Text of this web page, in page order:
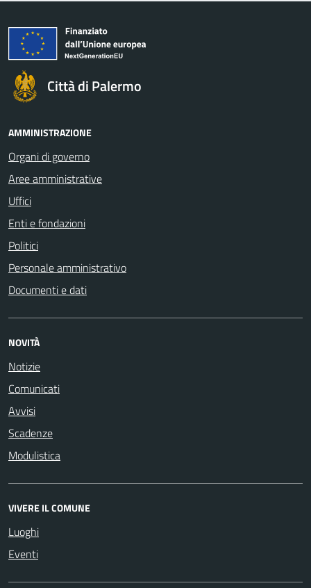
Città di Palermo
AMMINISTRAZIONE
Organi di governo
Aree amministrative
Uffici
Enti e fondazioni
Politici
Personale amministrativo
Documenti e dati
NOVITÀ
Notizie
Comunicati
Avvisi
Scadenze
Modulistica
VIVERE IL COMUNE
Luoghi
Eventi